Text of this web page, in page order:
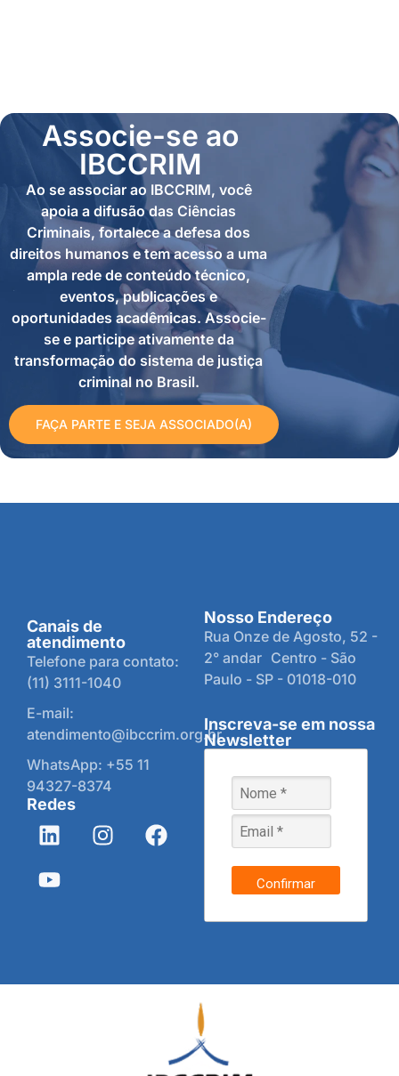
Associe-se ao
IBCCRIM
Ao se associar ao IBCCRIM, você
apoia a difusão das Ciências
Criminais, fortalece a defesa dos
direitos humanos e tem acesso a uma
ampla rede de conteúdo técnico,
eventos, publicações e
oportunidades acadêmicas. Associe-
se e participe ativamente da
transformação do sistema de justiça
criminal no Brasil.
FAÇA PARTE E SEJA ASSOCIADO(A)
Canais de
atendimento
Telefone para contato:
(11) 3111-1040
E-mail:
atendimento@ibccrim.org.br
WhatsApp: +55 11
94327-8374
Redes
Nosso Endereço
Rua Onze de Agosto, 52 -
2° andar Centro - São
Paulo - SP - 01018-010
Inscreva-se em nossa
Newsletter
Confirmar